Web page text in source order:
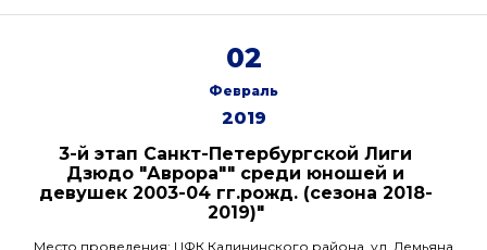
02
Февраль
2019
3-й этап Санкт-Петербургской Лиги
Дзюдо "Аврора"" среди юношей и
девушек 2003-04 гг.рожд. (сезона 2018-
2019)"
Место проведения: ЦФК Калининского района, ул. Демьяна